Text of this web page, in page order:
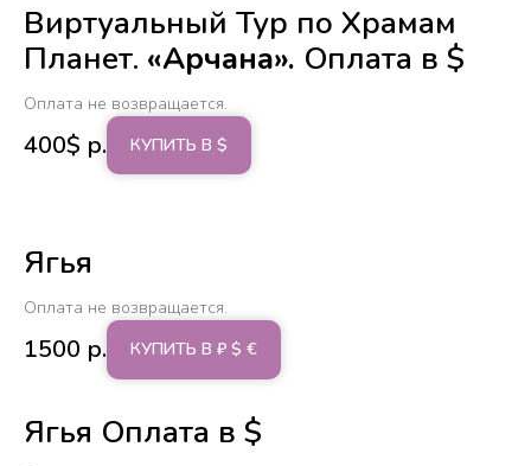
Виртуальный Тур по Храмам
Планет. «Арчана». Оплата в $
Оплата не возвращается.
400$ р. КУПИТЬ В $
Ягья
Оплата не возвращается.
1500 р. КУПИТЬ В ₽ $ €
Ягья Оплата в $